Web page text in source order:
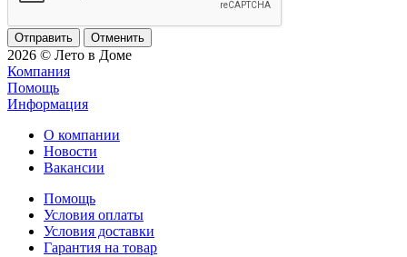
Отменить
2026 © Лето в Доме
Компания
Помощь
Информация
О компании
Новости
Вакансии
Помощь
Условия оплаты
Условия доставки
Гарантия на товар